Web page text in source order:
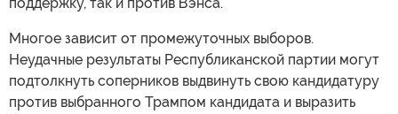
Многое зависит от промежуточных выборов.
Неудачные результаты Республиканской партии могут
подтолкнуть соперников выдвинуть свою кандидатуру
против выбранного Трампом кандидата и выразить